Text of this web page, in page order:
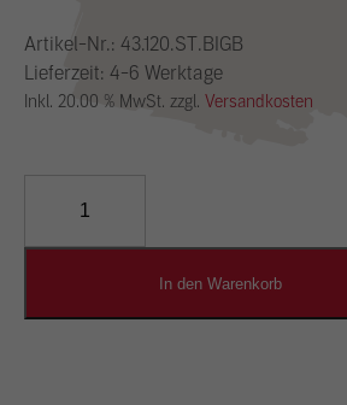
Artikel-Nr.: 43.120.ST.BIGB
Lieferzeit: 4-6 Werktage
Inkl. 20.00 % MwSt. zzgl. Versandkosten
Designputz
In den Warenkorb